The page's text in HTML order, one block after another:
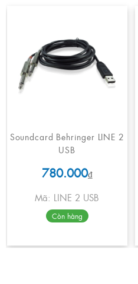
Soundcard Behringer LINE 2
USB
780.000₫
Mã: LINE 2 USB
Còn hàng